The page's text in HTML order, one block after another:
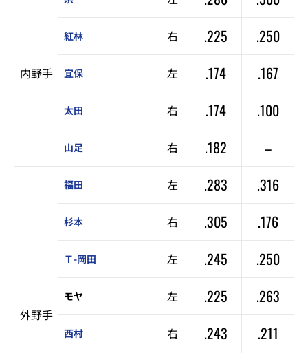
内野手
紅林 右 .225 .250
宜保 左 .174 .167
太田 右 .174 .100
山足 右 .182 –
外野手
福田 左 .283 .316
杉本 右 .305 .176
Ｔ-岡田 左 .245 .250
モヤ 左 .225 .263
西村 右 .243 .211